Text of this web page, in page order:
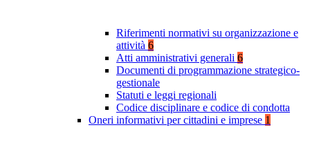
Riferimenti normativi su organizzazione e
attività 6
Atti amministrativi generali 6
Documenti di programmazione strategico-
gestionale
Statuti e leggi regionali
Codice disciplinare e codice di condotta
Oneri informativi per cittadini e imprese 1